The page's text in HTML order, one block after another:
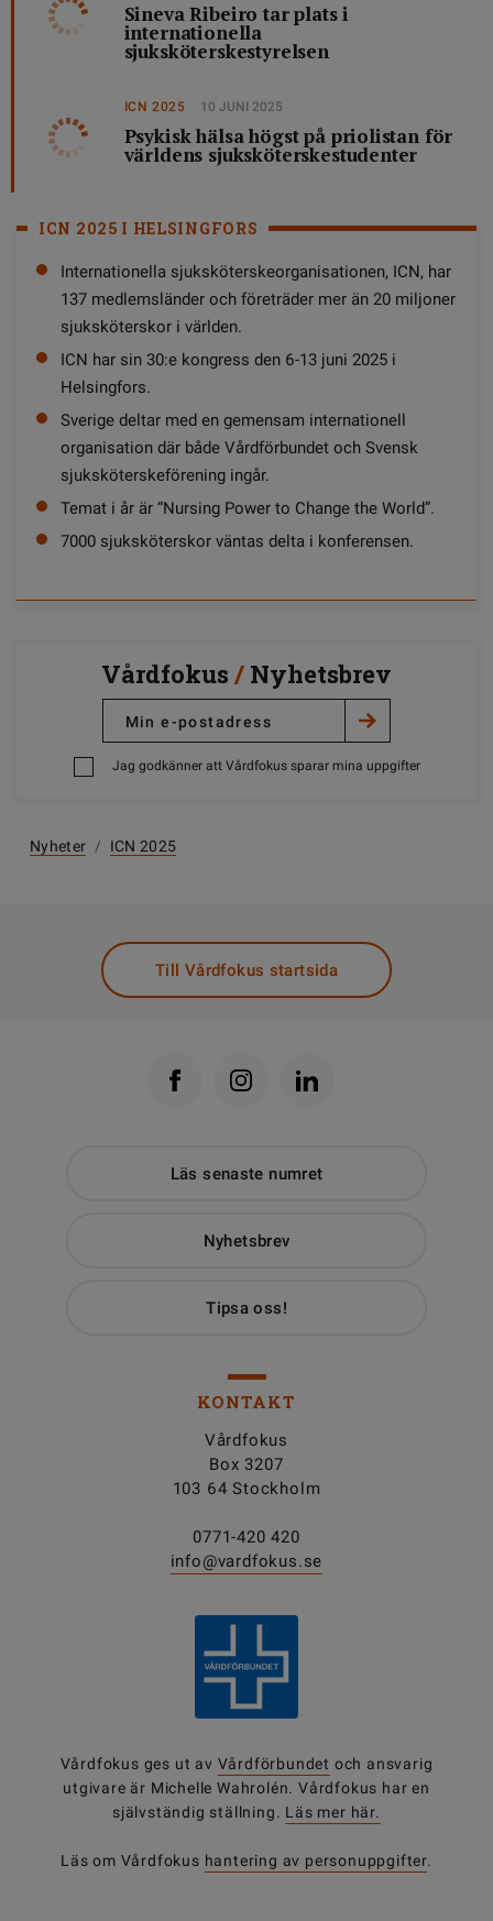
Sineva Ribeiro tar plats i
internationella
sjuksköterskestyrelsen
ICN 2025 10 JUNI 2025
Psykisk hälsa högst på priolistan för
världens sjuksköterskestudenter
ICN 2025 I HELSINGFORS
Internationella sjuksköterskeorganisationen, ICN, har
137 medlemsländer och företräder mer än 20 miljoner
sjuksköterskor i världen.
ICN har sin 30:e kongress den 6-13 juni 2025 i
Helsingfors.
Sverige deltar med en gemensam internationell
organisation där både Vårdförbundet och Svensk
sjuksköterskeförening ingår.
Temat i år är “Nursing Power to Change the World”.
7000 sjuksköterskor väntas delta i konferensen.
Vårdfokus / Nyhetsbrev
Jag godkänner att Vårdfokus sparar mina uppgifter
Nyheter / ICN 2025
Till Vårdfokus startsida
Läs senaste numret
Nyhetsbrev
Tipsa oss!
KONTAKT
Vårdfokus
Box 3207
103 64 Stockholm
0771-420 420
info@vardfokus.se
Vårdfokus ges ut av Vårdförbundet och ansvarig
utgivare är Michelle Wahrolén. Vårdfokus har en
självständig ställning. Läs mer här.
Läs om Vårdfokus hantering av personuppgifter.